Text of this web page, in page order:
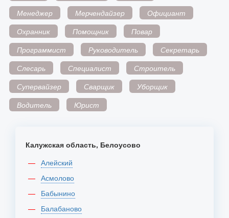
Менеджер
Мерчендайзер
Официант
Охранник
Помощник
Повар
Программист
Руководитель
Секретарь
Слесарь
Специалист
Строитель
Супервайзер
Сварщик
Уборщик
Водитель
Юрист
Калужская область, Белоусово
Алейский
Асмолово
Бабынино
Балабаново